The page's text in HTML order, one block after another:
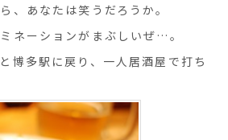
、あなたは笑うだろうか。
ネーションがまぶしいぜ…。
博多駅に戻り、一人居酒屋で打ち